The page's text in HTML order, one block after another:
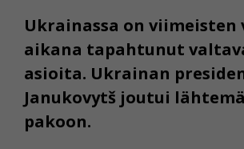
Ukrainassa on viimeisten
aikana tapahtunut
asioita. Ukrainan
Janukovytš joutui
pakoon.